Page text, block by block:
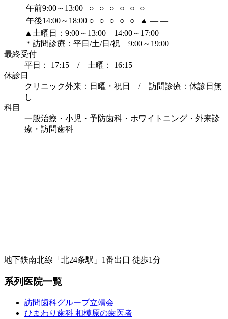
午前9:00～13:00
○ ○ ○ ○ ○ ○ ― ―
午後14:00～18:00 ○ ○ ○ ○ ○ ▲ ― ―
▲土曜日：9:00～13:00 14:00～17:00
＊訪問診療：平日/土/日/祝 9:00～19:00
最終受付
平日： 17:15 / 土曜： 16:15
休診日
クリニック外来：日曜・祝日 / 訪問診療：休診日無
し
科目
一般治療・小児・予防歯科・ホワイトニング・外来診
療・訪問歯科
地下鉄南北線「北24条駅」1番出口 徒歩1分
系列医院一覧
訪問歯科グループ立靖会
ひまわり歯科 相模原の歯医者